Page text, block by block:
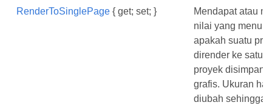
RenderToSinglePage { get; set; }
Mendapat atau
nilai yang
apakah suatu
dirender ke satu
proyek disimpan
grafis. Ukuran
diubah sehingga